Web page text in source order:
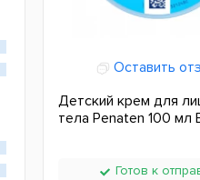
Оставить
Детский крем для
тела Penaten 100 мл
Готов к